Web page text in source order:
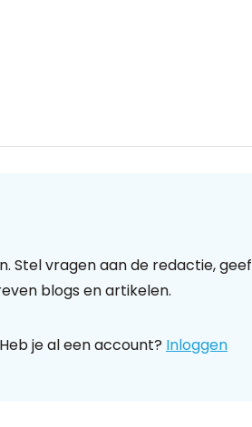
Stel vragen aan de redactie, geef
blogs en artikelen.
Heb je al een account? Inloggen